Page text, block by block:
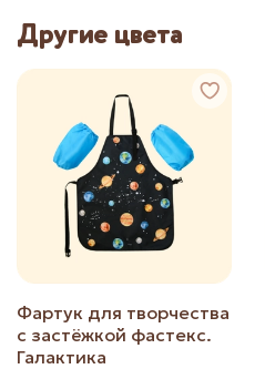
Другие цвета
Фартук для творчества
с застёжкой фастекс.
Галактика